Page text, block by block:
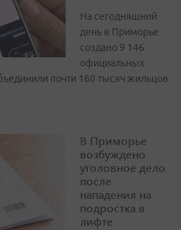
На сегодняшний
день в Приморье
создано 9 146
официальных
почти 160 тысяч жильцов
В Приморье
возбуждено
уголовное дело
после
нападения на
подростка в
лифте